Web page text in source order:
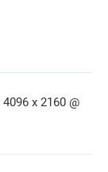
x 2160 @